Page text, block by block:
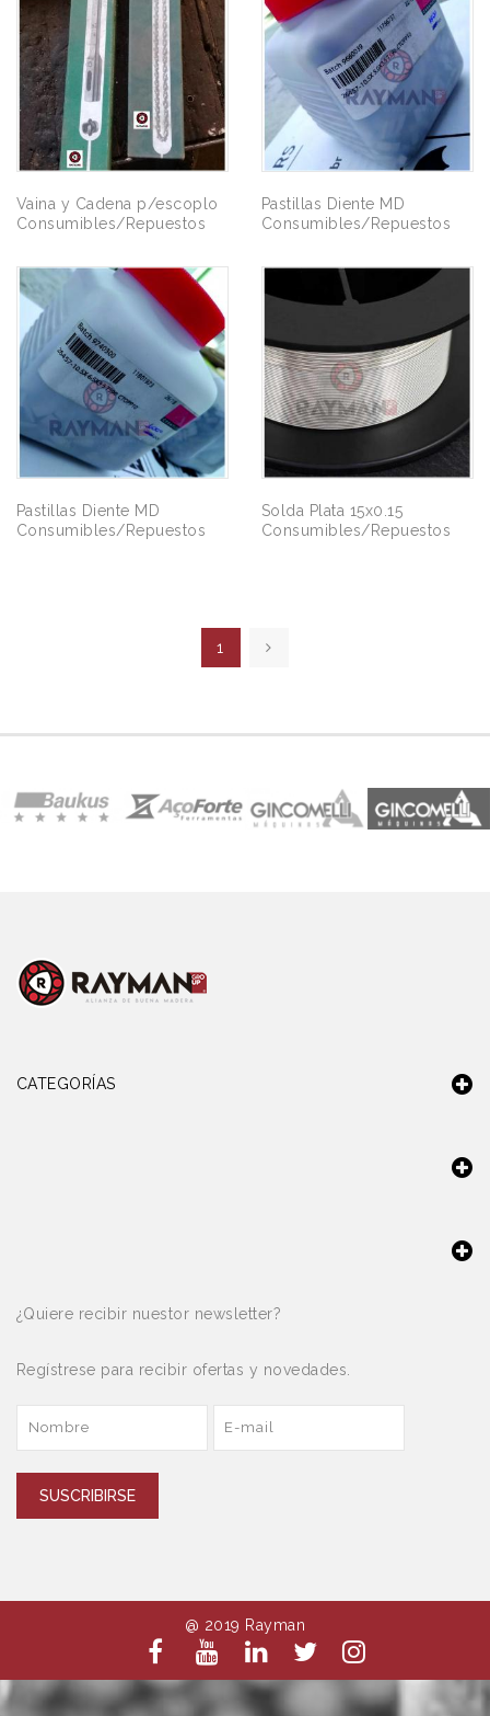
Vaina y Cadena p/escoplo
Consumibles/Repuestos
Pastillas Diente MD
Consumibles/Repuestos
Pastillas Diente MD
Consumibles/Repuestos
Solda Plata 15x0.15
Consumibles/Repuestos
1
CATEGORÍAS
¿Quiere recibir nuestor newsletter?
Regístrese para recibir ofertas y novedades.
SUSCRIBIRSE
@ 2019 Rayman